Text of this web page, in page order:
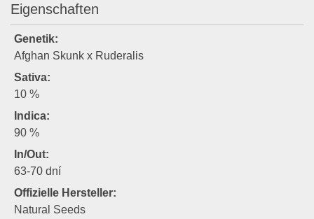
Eigenschaften
Genetik:
Afghan Skunk x Ruderalis
Sativa:
10 %
Indica:
90 %
In/Out:
63-70 dní
Offizielle Hersteller:
Natural Seeds